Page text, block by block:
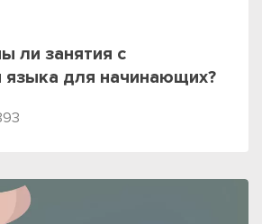
ли занятия с
языка для начинающих?